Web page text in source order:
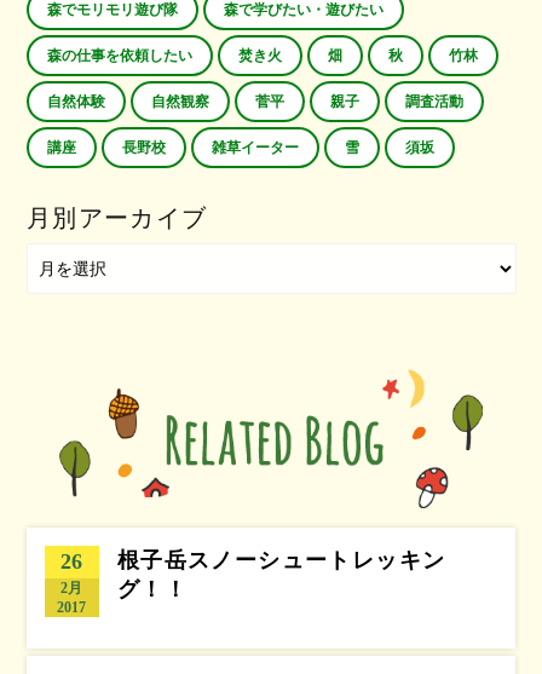
森でモリモリ遊び隊 森で学びたい・遊びたい
森の仕事を依頼したい 焚き火 畑 秋 竹林
自然体験 自然観察 菅平 親子 調査活動
講座 長野校 雑草イーター 雪 須坂
月別アーカイブ
26
2月
2017
根子岳スノーシュートレッキン
グ！！